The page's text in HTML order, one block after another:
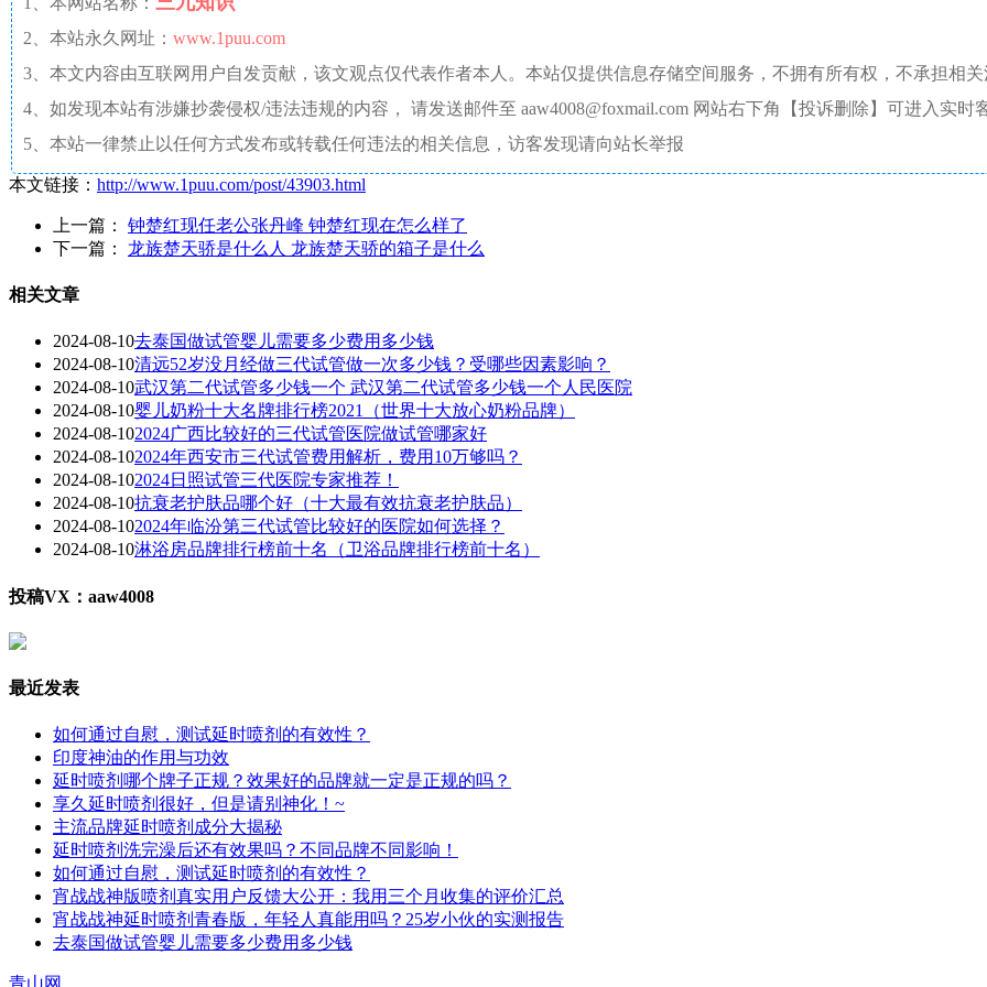
2、本站永久网址： www.1puu.com
3、本文内容由互联网用户自发贡献，该文观点仅代表作者本人。本站仅提供信息存储空间服务，不拥有所有权，不承担相
4、如发现本站有涉嫌抄袭侵权/违法违规的内容， 请发送邮件至 aaw4008@foxmail.com 网站右下角【投诉删除】可进入实时
5、本站一律禁止以任何方式发布或转载任何违法的相关信息，访客发现请向站长举报
本文链接： http://www.1puu.com/post/43903.html
上一篇： 钟楚红现任老公张丹峰 钟楚红现在怎么样了
下一篇： 龙族楚天骄是什么人 龙族楚天骄的箱子是什么
相关文章
2024-08-10去泰国做试管婴儿需要多少费用多少钱
2024-08-10清远52岁没月经做三代试管做一次多少钱？受哪些因素影响？
2024-08-10武汉第二代试管多少钱一个 武汉第二代试管多少钱一个人民医院
2024-08-10婴儿奶粉十大名牌排行榜2021（世界十大放心奶粉品牌）
2024-08-102024广西比较好的三代试管医院做试管哪家好
2024-08-102024年西安市三代试管费用解析，费用10万够吗？
2024-08-102024日照试管三代医院专家推荐！
2024-08-10抗衰老护肤品哪个好（十大最有效抗衰老护肤品）
2024-08-102024年临汾第三代试管比较好的医院如何选择？
2024-08-10淋浴房品牌排行榜前十名（卫浴品牌排行榜前十名）
投稿VX：aaw4008
最近发表
如何通过自慰，测试延时喷剂的有效性？
印度神油的作用与功效
延时喷剂哪个牌子正规？效果好的品牌就一定是正规的吗？
享久延时喷剂很好，但是请别神化！~
主流品牌延时喷剂成分大揭秘
延时喷剂洗完澡后还有效果吗？不同品牌不同影响！
如何通过自慰，测试延时喷剂的有效性？
宵战战神版喷剂真实用户反馈大公开：我用三个月收集的评价汇总
宵战战神延时喷剂青春版，年轻人真能用吗？25岁小伙的实测报告
去泰国做试管婴儿需要多少费用多少钱